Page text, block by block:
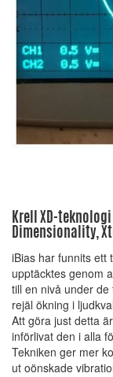
Krell XD-
Dimensionality,
iBias har funnits ett
upptäcktes genom
till en nivå under
rejäl ökning i
Att göra just detta
införlivat den i alla
Tekniken ger mer
ut oönskade